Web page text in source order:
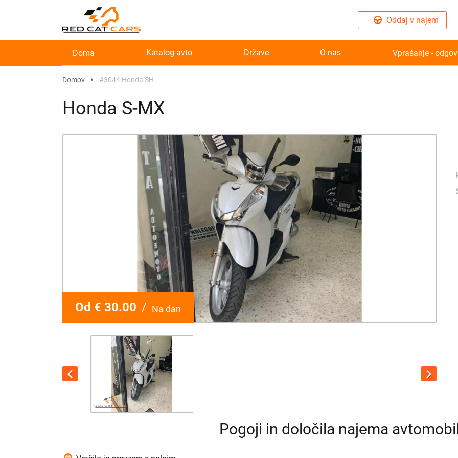
Oddaj v najem
Doma Katalog avto Države O nas Vprašanje -
Domov #3044 Honda SH
Honda S-MX
Od € 30.00 / Na dan
Pogoji in določila najema